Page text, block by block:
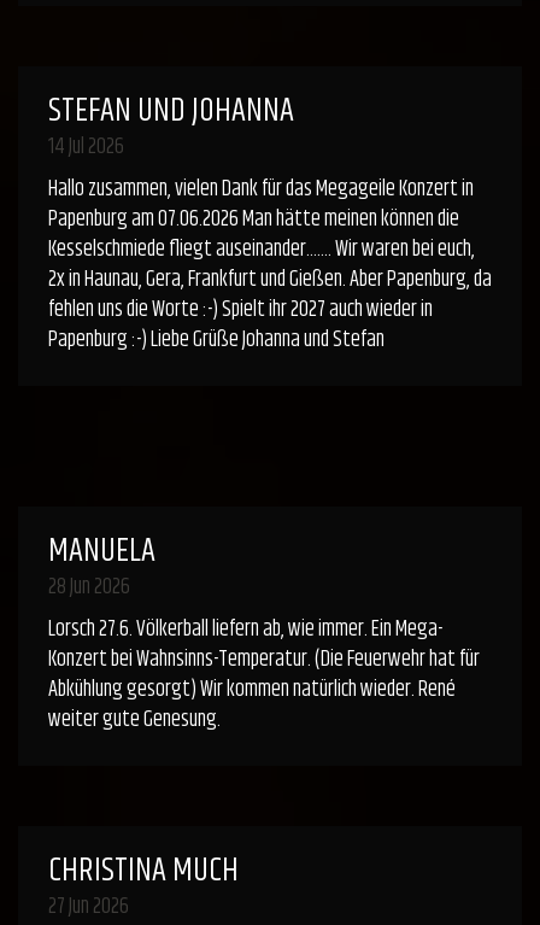
STEFAN UND JOHANNA
14 Jul 2026
Hallo zusammen, vielen Dank für das Megageile Konzert in
Papenburg am 07.06.2026 Man hätte meinen können die
Kesselschmiede fliegt auseinander....... Wir waren bei euch,
2x in Haunau, Gera, Frankfurt und Gießen. Aber Papenburg, da
fehlen uns die Worte :-) Spielt ihr 2027 auch wieder in
Papenburg :-) Liebe Grüße Johanna und Stefan
MANUELA
28 Jun 2026
Lorsch 27.6. Völkerball liefern ab, wie immer. Ein Mega-
Konzert bei Wahnsinns-Temperatur. (Die Feuerwehr hat für
Abkühlung gesorgt) Wir kommen natürlich wieder. René
weiter gute Genesung.
CHRISTINA MUCH
27 Jun 2026